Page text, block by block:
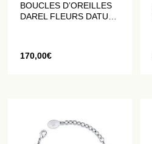
BOUCLES D’OREILLES
DAREL FLEURS DATURA
170,00€